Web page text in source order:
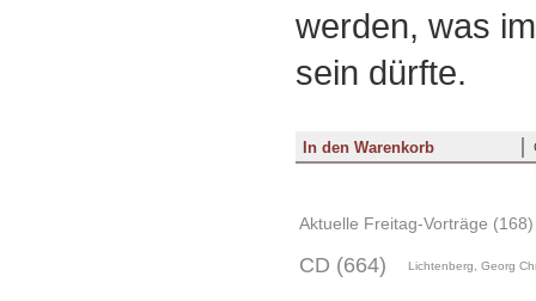
werden, was
sein dürfte.
Aktuelle Freitag-Vorträge (168)
CD (664) Lichtenberg, Georg